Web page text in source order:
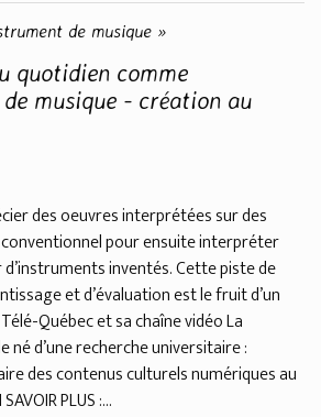
de musique »
quotidien comme
musique - création au
des oeuvres interprétées sur des
pour ensuite interpréter
inventés. Cette piste de
et d’évaluation est le fruit d’un
Québec et sa chaîne vidéo La
né d’une recherche universitaire :
des contenus culturels numériques au
PLUS :...